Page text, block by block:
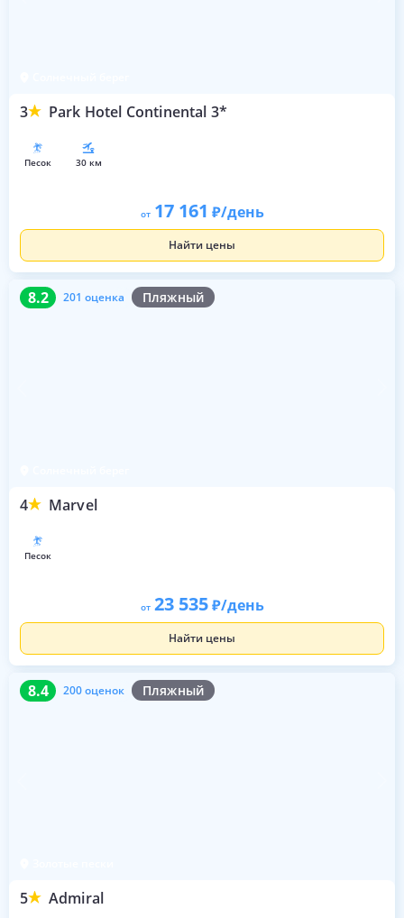
3 Park Hotel Continental 3*
песок 30 км
от 17 161 /день
Найти цены
8.2 201 оценка Пляжный
4 Marvel
8.2 201 оценка
песок
от 23 535 /день
Найти цены
8.4 200 оценок Пляжный
5 Admiral
8.4 200 оценок